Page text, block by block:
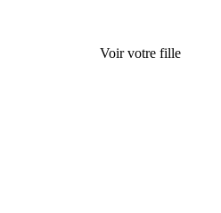
Voir votre fille